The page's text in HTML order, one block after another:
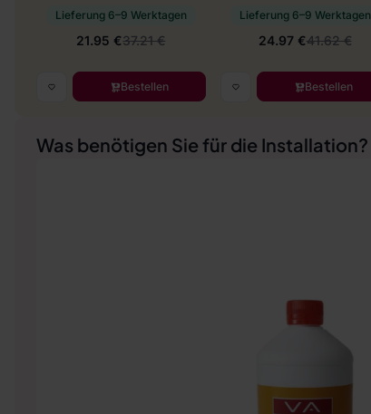
Lieferung 6–9 Werktagen
21.95 €37.21 €
Bestellen
Lieferung 6–9 Werktagen
24.97 €41.62 €
Bestellen
Was benötigen Sie für die Installation?